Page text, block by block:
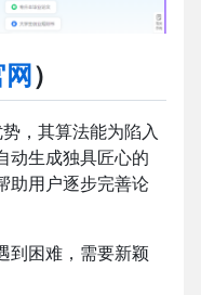
）
，其算法能为陷入
动生成独具匠心的
助用户逐步完善论
到困难，需要新颖